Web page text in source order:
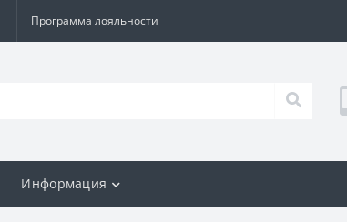
Программа лояльности
Информация